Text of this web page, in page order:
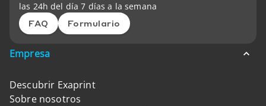
las 24h del día 7 días a la semana
FAQ Formulario
Empresa
Descubrir Exaprint
Sobre nosotros